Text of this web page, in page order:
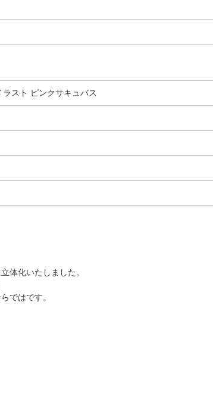
スト ピンクサキュバス
体化いたしました。
ではです。